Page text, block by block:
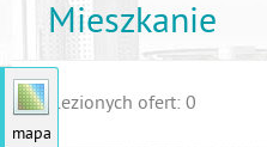
mapa
Mieszkanie
Znalezionych ofert: 0